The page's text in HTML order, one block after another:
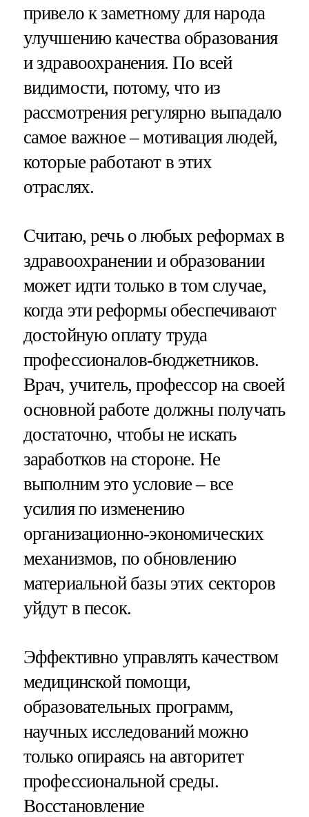
привело к заметному для народа
улучшению качества образования
и здравоохранения. По всей
видимости, потому, что из
рассмотрения регулярно выпадало
самое важное – мотивация людей,
которые работают в этих
отраслях.
Считаю, речь о любых реформах в
здравоохранении и образовании
может идти только в том случае,
когда эти реформы обеспечивают
достойную оплату труда
профессионалов-бюджетников.
Врач, учитель, профессор на своей
основной работе должны получать
достаточно, чтобы не искать
заработков на стороне. Не
выполним это условие – все
усилия по изменению
организационно-экономических
механизмов, по обновлению
материальной базы этих секторов
уйдут в песок.
Эффективно управлять качеством
медицинской помощи,
образовательных программ,
научных исследований можно
только опираясь на авторитет
профессиональной среды.
Восстановление